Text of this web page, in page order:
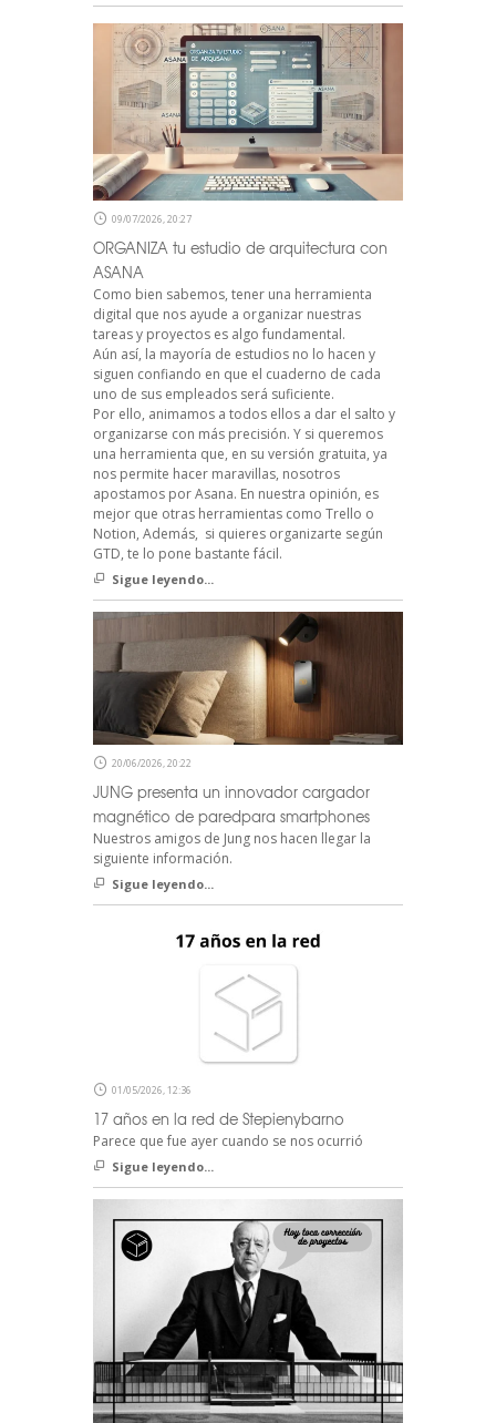
09/07/2026, 20:27
ORGANIZA tu estudio de arquitectura con
ASANA
Como bien sabemos, tener una herramienta
digital que nos ayude a organizar nuestras
tareas y proyectos es algo fundamental.
Aún así, la mayoría de estudios no lo hacen y
siguen confiando en que el cuaderno de cada
uno de sus empleados será suficiente.
Por ello, animamos a todos ellos a dar el salto y
organizarse con más precisión. Y si queremos
una herramienta que, en su versión gratuita, ya
nos permite hacer maravillas, nosotros
apostamos por Asana. En nuestra opinión, es
mejor que otras herramientas como Trello o
Notion, Además, si quieres organizarte según
GTD, te lo pone bastante fácil.
Sigue leyendo...
20/06/2026, 20:22
JUNG presenta un innovador cargador
magnético de paredpara smartphones
Nuestros amigos de Jung nos hacen llegar la
siguiente información.
Sigue leyendo...
01/05/2026, 12:36
17 años en la red de Stepienybarno
Parece que fue ayer cuando se nos ocurrió
Sigue leyendo...